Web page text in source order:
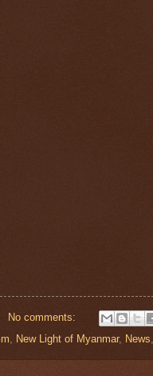
No comments:
New Light of Myanmar, News